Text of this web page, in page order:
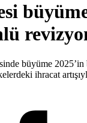
büyüme 2025’in
ihracat